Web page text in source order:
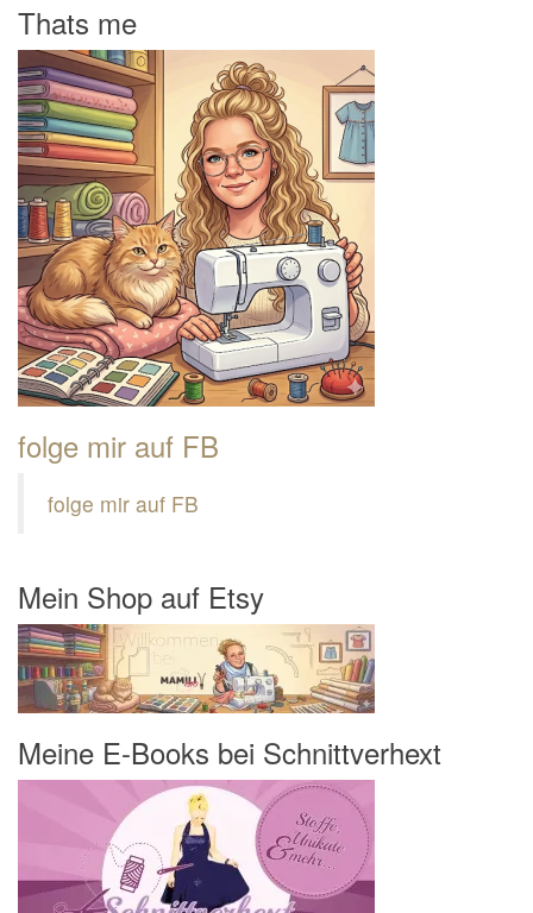
Thats me
folge mir auf FB
folge mir auf FB
Mein Shop auf Etsy
Meine E-Books bei Schnittverhext